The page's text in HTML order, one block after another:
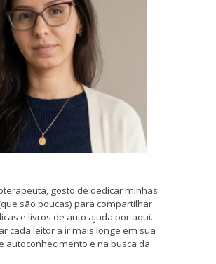
gosto de dedicar minhas
são poucas) para compartilhar
e livros de auto ajuda por aqui.
cada leitor a ir mais longe em sua
autoconhecimento e na busca da